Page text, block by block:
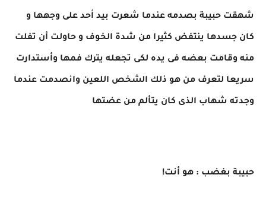
شهقت حبيبة بصدمه عندما شعرت بيد أحد على وجهها و
كان جسدها ينتفض كثيرا من شدة الخوف و حاولت أن تفلت
منه وقامت بعضه فى يده لكى تجعله يترك فمها وأستدارت
سريعا لتعرف من هو ذلك الشخص اللعين وانصدمت عندما
وجدته شهاب الذى كان يتألم من عضتها
حبيبة بغضب : هو أنت!